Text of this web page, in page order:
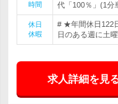
時間
代「100％」(1分
休日
休暇
# ★年間休日122
日のある週に土
求人詳細を見